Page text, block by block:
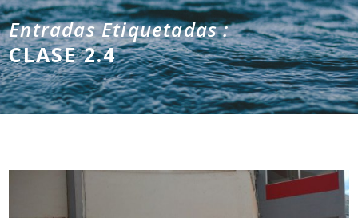
Entradas Etiquetadas :
CLASE 2.4